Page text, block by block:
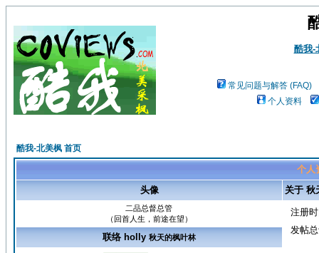
酷我-
常见问题与解答 (FAQ)
个人资料
酷我-北美枫 首页
个人
头像
关于 秋
二品总督总管
（回首人生，前途在望）
注册
发帖
联络 holly 秋天的枫叶林